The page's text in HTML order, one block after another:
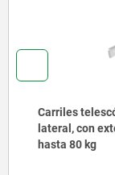
Carriles
lateral, con
hasta 80 kg